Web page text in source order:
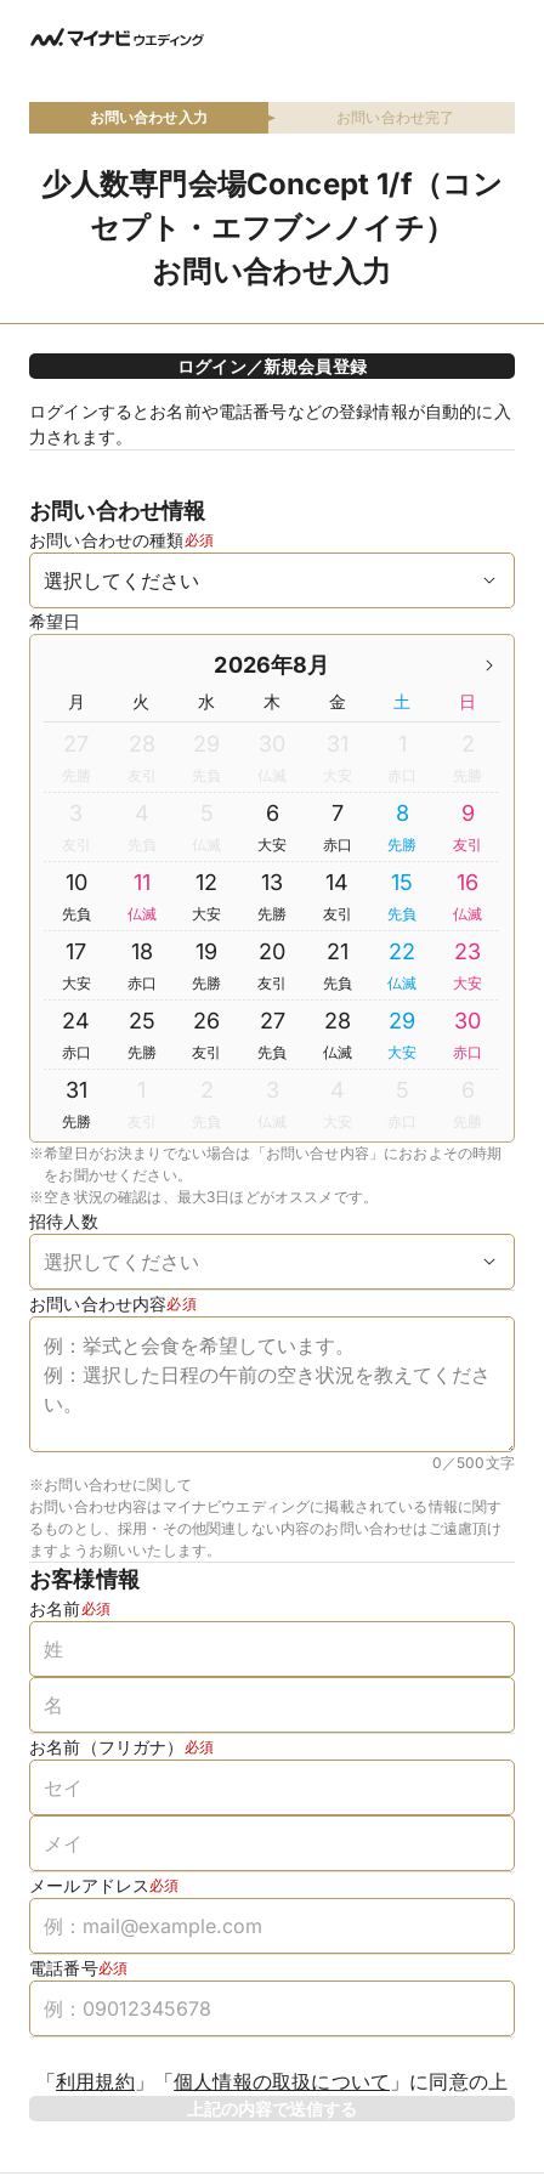
お問い合わせ入力 お問い合わせ完了
少人数専門会場Concept 1/f（コン
セプト・エフブンノイチ）
お問い合わせ入力
ログイン／新規会員登録
ログインするとお名前や電話番号などの登録情報が自動的に入
力されます。
お問い合わせ情報
お問い合わせの種類必須
希望日
2026年8月
月 火 水 木 金 土 日
27 28
友引
29
先負
30
仏滅
31
大安
1 2
3
友引
4
先負
5
仏滅
6
大安
7
赤口
8
先勝
9
友引
10
先負
11
仏滅
12
大安
13
先勝
14
友引
15
先負
16
仏滅
17
大安
18
赤口
19
先勝
20
友引
21
先負
22
仏滅
23
大安
24
赤口
25
先勝
26
友引
27
先負
28
仏滅
29
大安
30
赤口
31
先勝
1
友引
2
先負
3
仏滅
4
大安
5 6
※希望日がお決まりでない場合は「お問い合せ内容」におおよその時期
をお聞かせください。
※空き状況の確認は、最大3日ほどがオススメです。
招待人数
お問い合わせ内容必須
0／500文字
※お問い合わせに関して
お問い合わせ内容はマイナビウエディングに掲載されている情報に関す
るものとし、採用・その他関連しない内容のお問い合わせはご遠慮頂け
ますようお願いいたします。
お客様情報
お名前必須
お名前（フリガナ） 必須
メールアドレス 必須
電話番号必須
「利用規約 」 「個人情報の取扱について 」 に同意の上
上記の内容で送信する